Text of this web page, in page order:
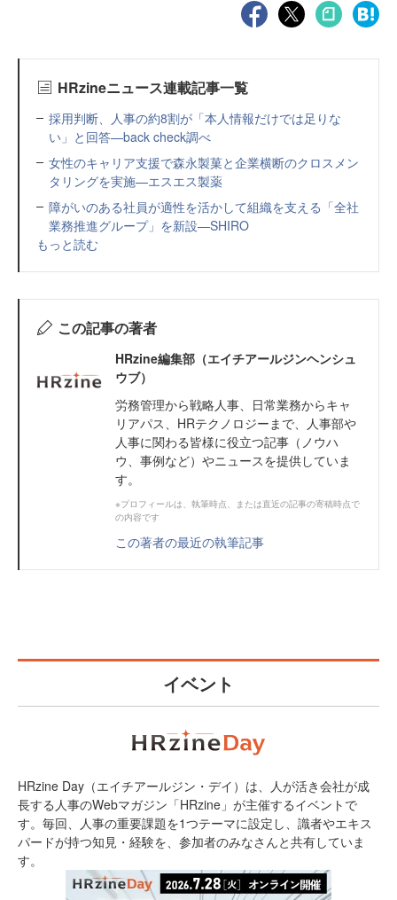
HRzineニュース連載記事一覧
採用判断、人事の約8割が「本人情報だけでは足りな
い」と回答—back check調べ
女性のキャリア支援で森永製菓と企業横断のクロスメン
タリングを実施—エスエス製薬
障がいのある社員が適性を活かして組織を支える「全社
業務推進グループ」を新設—SHIRO
もっと読む
この記事の著者
HRzine編集部（エイチアールジンヘンシュ
ウブ）
労務管理から戦略人事、日常業務からキャ
リアパス、HRテクノロジーまで、人事部や
人事に関わる皆様に役立つ記事（ノウハ
ウ、事例など）やニュースを提供していま
す。
※プロフィールは、執筆時点、または直近の記事の寄稿時点で
の内容です
この著者の最近の執筆記事
イベント
HRzine Day（エイチアールジン・デイ）は、人が活き会社が成
長する人事のWebマガジン「HRzine」が主催するイベントで
す。毎回、人事の重要課題を1つテーマに設定し、識者やエキス
パードが持つ知見・経験を、参加者のみなさんと共有していま
す。